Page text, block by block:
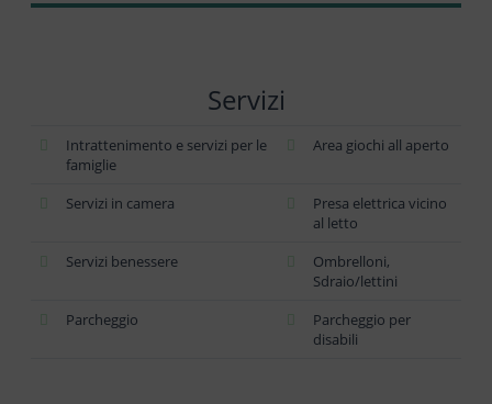
Servizi
Intrattenimento e servizi per le
famiglie
Area giochi all aperto
Servizi in camera
Presa elettrica vicino
al letto
Servizi benessere
Ombrelloni,
Sdraio/lettini
Parcheggio
Parcheggio per
disabili